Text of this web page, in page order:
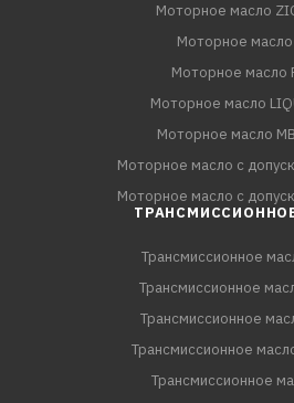
Моторное масло
Моторное масло
Моторное масло
Моторное масло
Моторное масло
Моторное масло с
Моторное масло с
Трансмиссионное
Трансмиссионное
Трансмиссионное
Трансмиссионное
Трансмиссионное